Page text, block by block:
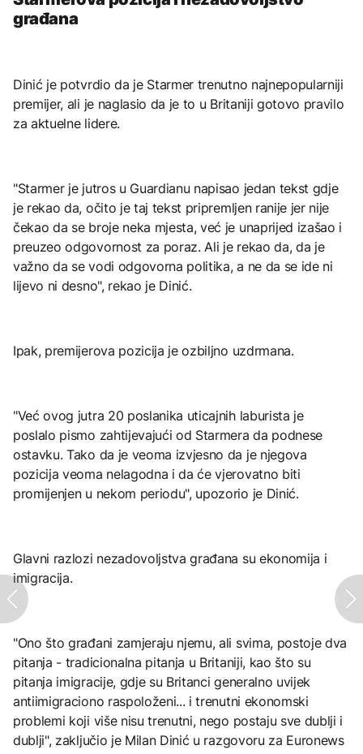
građana
Dinić je potvrdio da je Starmer trenutno najnepopularniji
premijer, ali je naglasio da je to u Britaniji gotovo pravilo
za aktuelne lidere.
"Starmer je jutros u Guardianu napisao jedan tekst gdje
je rekao da, očito je taj tekst pripremljen ranije jer nije
čekao da se broje neka mjesta, već je unaprijed izašao i
preuzeo odgovornost za poraz. Ali je rekao da, da je
važno da se vodi odgovorna politika, a ne da se ide ni
lijevo ni desno", rekao je Dinić.
Ipak, premijerova pozicija je ozbiljno uzdrmana.
"Već ovog jutra 20 poslanika uticajnih laburista je
poslalo pismo zahtijevajući od Starmera da podnese
ostavku. Tako da je veoma izvjesno da je njegova
pozicija veoma nelagodna i da će vjerovatno biti
promijenjen u nekom periodu", upozorio je Dinić.
Glavni razlozi nezadovoljstva građana su ekonomija i
imigracija.
"Ono što građani zamjeraju njemu, ali svima, postoje dva
pitanja - tradicionalna pitanja u Britaniji, kao što su
pitanja imigracije, gdje su Britanci generalno uvijek
antiimigraciono raspoloženi... i trenutni ekonomski
problemi koji više nisu trenutni, nego postaju sve dublji i
dublji", zaključio je Milan Dinić u razgovoru za Euronews